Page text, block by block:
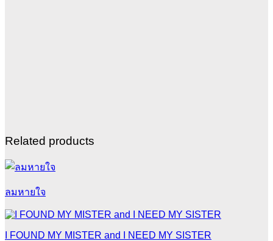
Related products
ลมหายใจ
I FOUND MY MISTER and I NEED MY SISTER